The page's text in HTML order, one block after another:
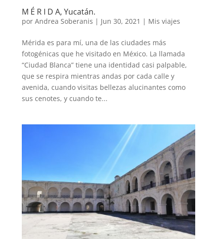
M É R I D A, Yucatán.
por Andrea Soberanis | Jun 30, 2021 | Mis viajes
Mérida es para mí, una de las ciudades más
fotogénicas que he visitado en México. La llamada
“Ciudad Blanca” tiene una identidad casi palpable,
que se respira mientras andas por cada calle y
avenida, cuando visitas bellezas alucinantes como
sus cenotes, y cuando te...